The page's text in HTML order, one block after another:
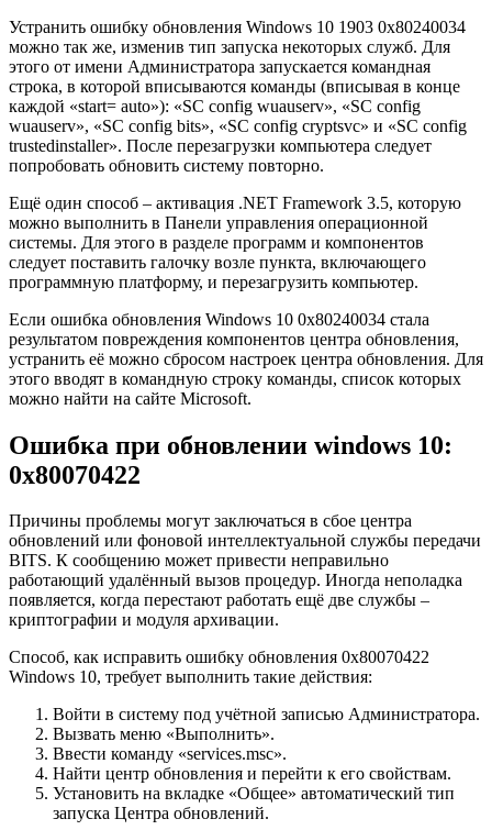
Устранить ошибку обновления Windows 10 1903 0x80240034
можно так же, изменив тип запуска некоторых служб. Для
этого от имени Администратора запускается командная
строка, в которой вписываются команды (вписывая в конце
каждой «start= auto»): «SC config wuauserv», «SC config
wuauserv», «SC config bits», «SC config cryptsvc» и «SC config
trustedinstaller». После перезагрузки компьютера следует
попробовать обновить систему повторно.
Ещё один способ – активация .NET Framework 3.5, которую
можно выполнить в Панели управления операционной
системы. Для этого в разделе программ и компонентов
следует поставить галочку возле пункта, включающего
программную платформу, и перезагрузить компьютер.
Если ошибка обновления Windows 10 0x80240034 стала
результатом повреждения компонентов центра обновления,
устранить её можно сбросом настроек центра обновления. Для
этого вводят в командную строку команды, список которых
можно найти на сайте Microsoft.
Ошибка при обновлении windows 10:
0x80070422
Причины проблемы могут заключаться в сбое центра
обновлений или фоновой интеллектуальной службы передачи
BITS. К сообщению может привести неправильно
работающий удалённый вызов процедур. Иногда неполадка
появляется, когда перестают работать ещё две службы –
криптографии и модуля архивации.
Способ, как исправить ошибку обновления 0x80070422
Windows 10, требует выполнить такие действия:
Войти в систему под учётной записью Администратора.
Вызвать меню «Выполнить».
Ввести команду «services.msc».
Найти центр обновления и перейти к его свойствам.
Установить на вкладке «Общее» автоматический тип
запуска Центра обновлений.